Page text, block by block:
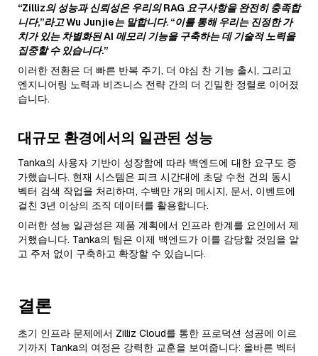
“Zilliz의 성능과 신뢰성은 우리의 RAG 요구사항을 완전히 충족합
니다,”라고 Wu Junjie는 말합니다. “이를 통해 우리는 진정한 가
치가 있는 차별화된 AI 메모리 기능을 구축하는 데 기술적 노력을
집중할 수 있습니다.”
이러한 전환은 더 빠른 반복 주기, 더 야심 찬 기능 출시, 그리고
엔지니어링 노력과 비즈니스 전략 간의 더 긴밀한 정렬로 이어졌
습니다.
대규모 환경에서의 일관된 성능
Tanka의 사용자 기반이 성장함에 따라 백엔드에 대한 요구도 증
가했습니다. 현재 시스템은 피크 시간대에 초당 수천 건의 동시
벡터 검색 작업을 처리하며, 수백만 개의 메시지, 문서, 이벤트에
걸친 3년 이상의 조직 데이터를 활용합니다.
이러한 성능 일관성은 제품 계획에서 인프라 한계를 요인에서 제
거했습니다. Tanka의 팀은 이제 백엔드가 이를 감당할 것임을 알
고 주저 없이 구축하고 확장할 수 있습니다.
결론
초기 인프라 문제에서 Zilliz Cloud를 통한 프로덕션 성공에 이르
기까지 Tanka의 여정은 강력한 교훈을 보여줍니다: 올바른 벡터